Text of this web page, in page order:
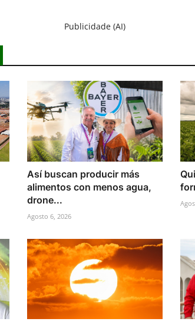
Publicidade (AI)
Así buscan producir más
alimentos con menos agua,
drone...
Agosto 6, 2026